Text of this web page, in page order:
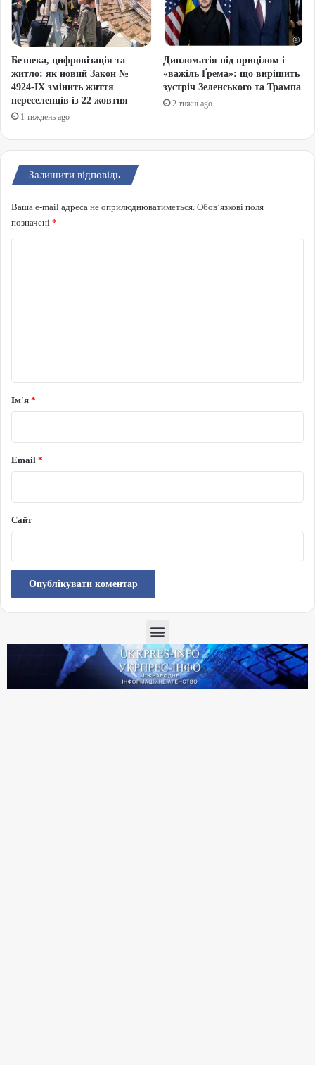
Безпека, цифровізація та
житло: як новий Закон №
4924-IX змінить життя
переселенців із 22 жовтня
1 тиждень ago
Дипломатія під прицілом і
«важіль Ґрема»: що вирішить
зустріч Зеленського та Трампа
2 тижні ago
Залишити відповідь
Ваша e-mail адреса не оприлюднюватиметься. Обов’язкові поля
позначені *
Ім'я *
Email *
Сайт